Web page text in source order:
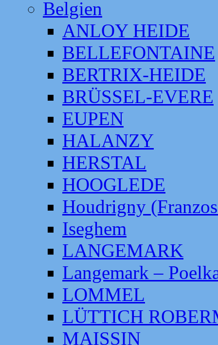
Belgien
ANLOY HEIDE
BELLEFONTAINE
BERTRIX-HEIDE
BRÜSSEL-EVERE
EUPEN
HALANZY
HERSTAL
HOOGLEDE
Houdrigny
Iseghem
LANGEMARK
Langemark –
LOMMEL
LÜTTICH
MAISSIN